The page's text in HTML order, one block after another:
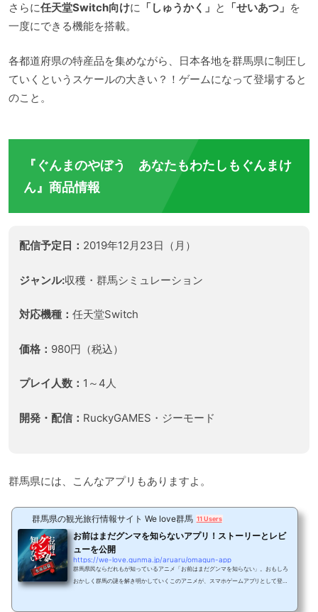
さらに任天堂Switch向けに 「しゅうかく」 と 「せいあつ」 を
一度にできる機能を搭載。
各都道府県の特産品を集めながら、日本各地を群馬県に制圧し
ていくというスケールの大きい？！ゲームになって登場すると
のこと。
『ぐんまのやぼう あなたもわたしもぐんまけ
ん』商品情報
配信予定日： 2019年12月23日（月）
ジャンル:収穫・群馬シミュレーション
対応機種： 任天堂Switch
価格： 980円（税込）
プレイ人数： 1～4人
開発・配信： RuckyGAMES・ジーモード
群馬県には、こんなアプリもありますよ。
群馬県の観光旅行情報サイト We love群馬 11 Users
お前はまだグンマを知らないアプリ！ストーリーとレビ
ューを公開
https://we-love.gunma.jp/aruaru/omagun-app
群馬県民ならだれもが知っているアニメ「お前はまだグンマを知らない」。おもしろ
おかしく群馬の謎を解き明かしていくこのアニメが、スマホゲームアプリとして登